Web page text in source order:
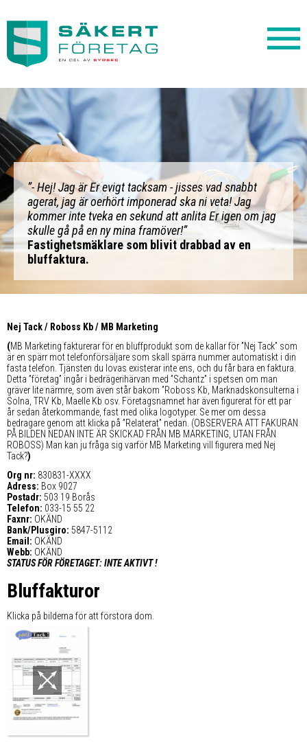
”- Hej! Jag är Er evigt tacksam - jisses vad snabbt
agerat, jag är oerhört imponerad ska ni veta! Jag
kommer inte tveka en sekund att anlita Er igen om jag
skulle gå på en ny mina framöver!”
Fastighetsmäklare som blivit drabbad av en
bluffaktura.
Nej Tack / Roboss Kb / MB Marketing
(MB Marketing fakturerar för en bluffprodukt som de kallar för ”Nej Tack” som
är en spärr mot telefonförsäljare som skall spärra nummer automatiskt i din
fasta telefon. Tjänsten du lovas existerar inte ens, och du får bara en faktura.
Detta ”företag” ingår i bedrägerihärvan med ”Schantz” i spetsen om man
gräver lite närmre, som även står bakom ”Roboss Kb, Marknadskonsulterna i
Solna, TRV Kb, Maelle Kb osv. Företagsnamnet har även figurerat för ett par
år sedan återkommande, fast med olika logotyper. Se mer om dessa
bedragare genom att klicka på ”Relaterat” nedan. (OBSERVERA ATT FAKURAN
PÅ BILDEN NEDAN INTE ÄR SKICKAD FRÅN MB MARKETING, UTAN FRÅN
ROBOSS) Man kan ju fråga sig varför MB Marketing vill figurera med Nej
Tack?)
Org nr: 830831-XXXX
Adress: Box 9027
Postadr: 503 19 Borås
Telefon: 033-15 55 22
Faxnr: OKÄND
Bank/Plusgiro: 5847-5112
Email: OKÄND
Webb: OKÄND
STATUS FÖR FÖRETAGET: INTE AKTIVT !
Bluffakturor
Klicka på bilderna för att förstora dom.